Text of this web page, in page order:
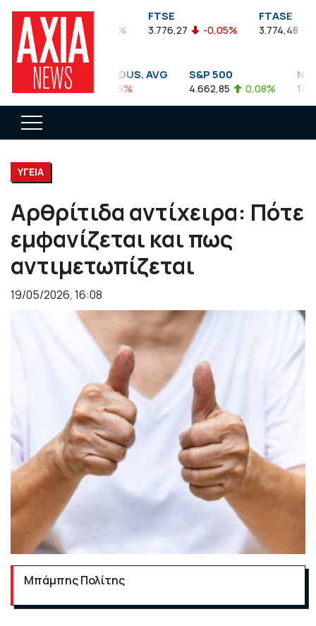
FTSEA
899,47 -0,04%
FTSE
3.776,27 -0,05%
FTASE
3.774,48 -
DOW JONES INDUS. AVG
35.911,81 -0,56%
S&P 500
4.662,85 0,08%
ΥΓΕΙΑ
Αρθρίτιδα αντίχειρα: Πότε
εμφανίζεται και πως
αντιμετωπίζεται
19/05/2026, 16:08
Μπάμπης Πολίτης